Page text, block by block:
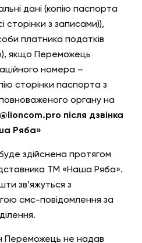
дані (копію паспорта
сторінки з записами)),
платника податків
якщо Переможець
номера –
сторінки паспорта з
органу на
після дзвінка
Ряба»
здійснена протягом
ТМ «Наша Ряба».
зв’яжуться з
смс-повідомлення за
Переможець не надав